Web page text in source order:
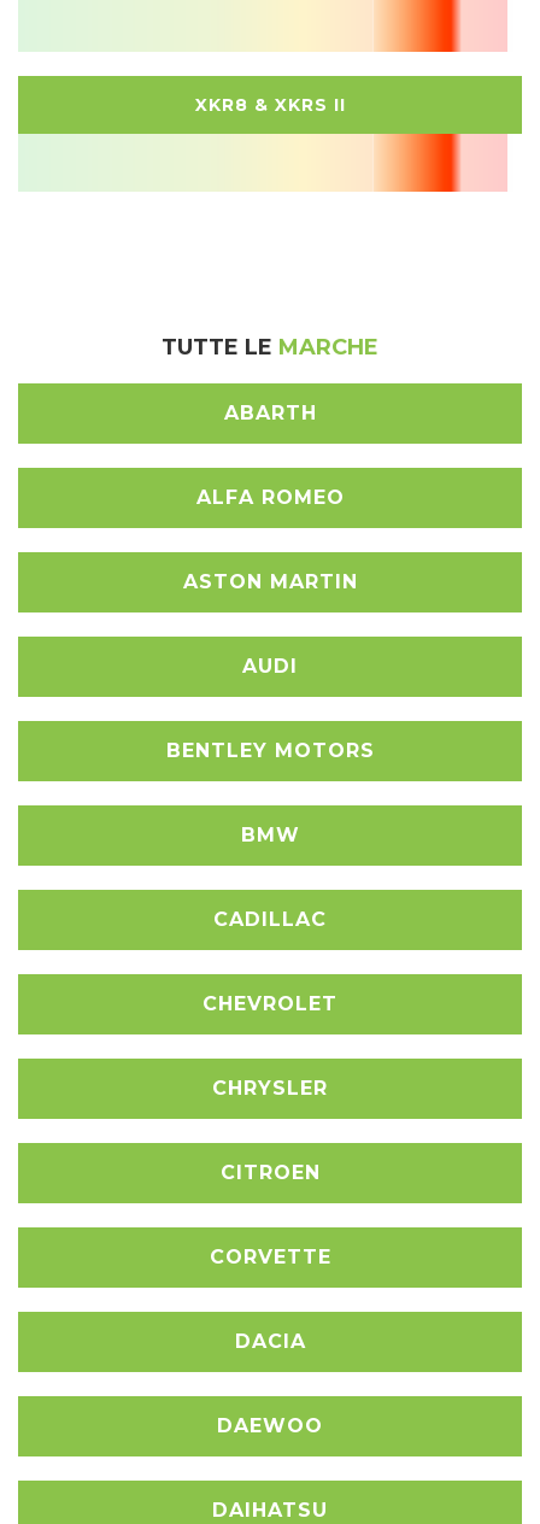
XKR8 & XKRS II
TUTTE LE MARCHE
ABARTH
ALFA ROMEO
ASTON MARTIN
AUDI
BENTLEY MOTORS
BMW
CADILLAC
CHEVROLET
CHRYSLER
CITROEN
CORVETTE
DACIA
DAEWOO
DAIHATSU